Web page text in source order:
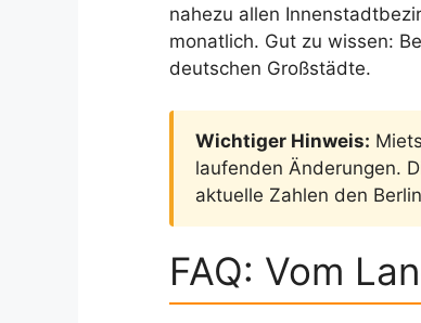
nahezu allen
monatlich. Gut zu wissen:
deutschen Großstädte.
Wichtiger Hinweis:
laufenden Änderungen.
aktuelle Zahlen den
FAQ: Vom